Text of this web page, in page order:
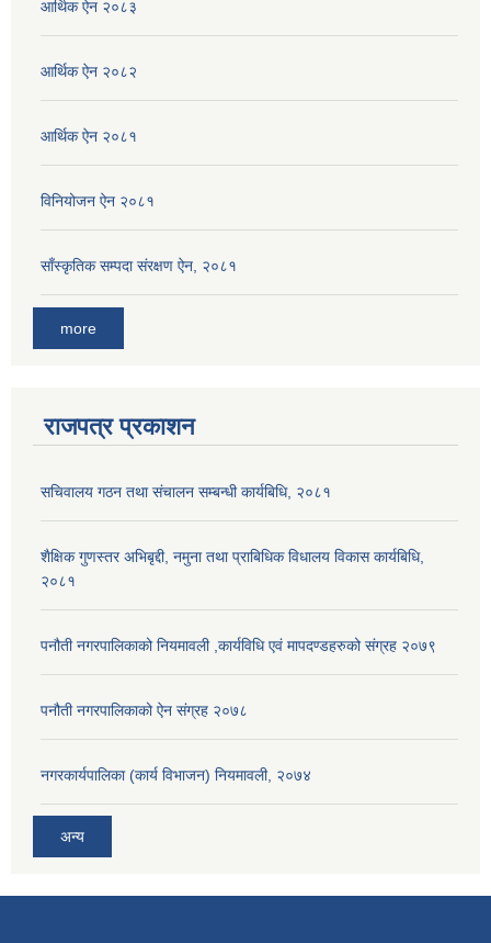
आर्थिक ऐन २०८३
आर्थिक ऐन २०८२
आर्थिक ऐन २०८१
विनियोजन ऐन २०८१
साँस्कृतिक सम्पदा संरक्षण ऐन, २०८१
more
राजपत्र प्रकाशन
सचिवालय गठन तथा संचालन सम्बन्धी कार्यबिधि, २०८१
शैक्षिक गुणस्तर अभिबृद्दी, नमुना तथा प्राबिधिक विधालय विकास कार्यबिधि,
२०८१
पनौती नगरपालिकाको नियमावली ,कार्यविधि एवं मापदण्डहरुको संग्रह २०७९
पनौती नगरपालिकाको ऐन संग्रह २०७८
नगरकार्यपालिका (कार्य विभाजन) नियमावली, २०७४
अन्य